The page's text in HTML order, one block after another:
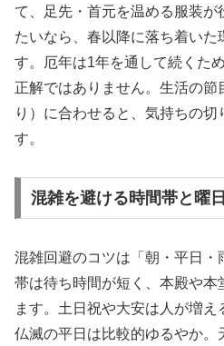
て、足先・首元を温める服装
たいなら、春以降に落ち着い
す。厄年は1年を通して続くた
正解ではありません。生活の節
り）に合わせると、気持ちの切
す。
混雑を避ける時間帯と曜日
混雑回避のコツは「朝・平日・
帯は待ち時間が短く、本殿や本
ます。土日祝や大安は人が増え
仏滅の平日は比較的ゆるやか